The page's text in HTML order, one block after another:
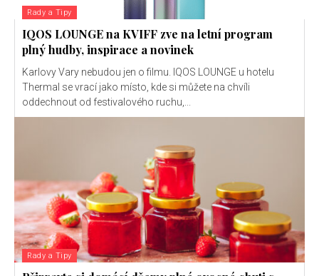
Rady a Tipy
IQOS LOUNGE na KVIFF zve na letní program
plný hudby, inspirace a novinek
Karlovy Vary nebudou jen o filmu. IQOS LOUNGE u hotelu
Thermal se vrací jako místo, kde si můžete na chvíli
oddechnout od festivalového ruchu,...
Rady a Tipy